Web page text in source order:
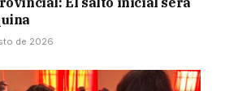
de 2026